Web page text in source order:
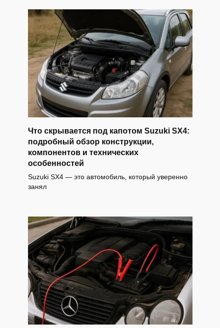
Что скрывается под капотом Suzuki SX4:
подробный обзор конструкции,
компонентов и технических
особенностей
Suzuki SX4 — это автомобиль, который уверенно
занял